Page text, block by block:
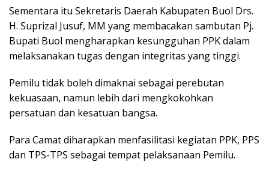
Sementara itu Sekretaris Daerah Kabupaten Buol Drs.
H. Suprizal Jusuf, MM yang membacakan sambutan Pj.
Bupati Buol mengharapkan kesungguhan PPK dalam
melaksanakan tugas dengan integritas yang tinggi.
Pemilu tidak boleh dimaknai sebagai perebutan
kekuasaan, namun lebih dari mengkokohkan
persatuan dan kesatuan bangsa.
Para Camat diharapkan menfasilitasi kegiatan PPK, PPS
dan TPS-TPS sebagai tempat pelaksanaan Pemilu.